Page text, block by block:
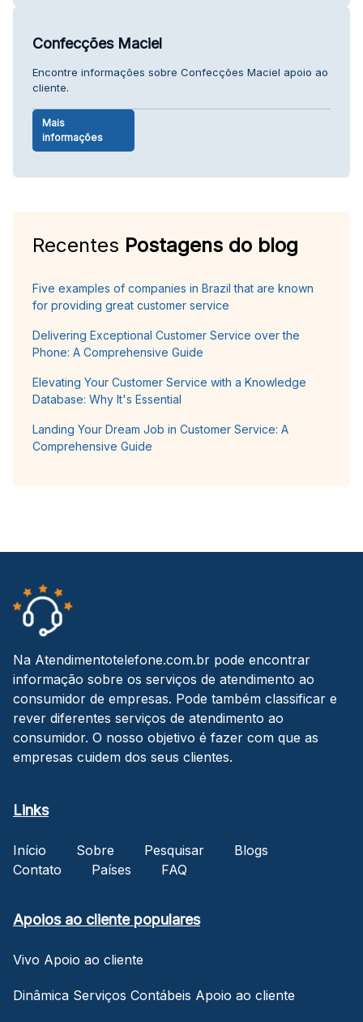
Confecções Maciel
Encontre informações sobre Confecções Maciel apoio ao
cliente.
Mais
informações
Recentes Postagens do blog
Five examples of companies in Brazil that are known
for providing great customer service
Delivering Exceptional Customer Service over the
Phone: A Comprehensive Guide
Elevating Your Customer Service with a Knowledge
Database: Why It's Essential
Landing Your Dream Job in Customer Service: A
Comprehensive Guide
Na Atendimentotelefone.com.br pode encontrar
informação sobre os serviços de atendimento ao
consumidor de empresas. Pode também classificar e
rever diferentes serviços de atendimento ao
consumidor. O nosso objetivo é fazer com que as
empresas cuidem dos seus clientes.
Links
Início Sobre Pesquisar
Blogs
Contato
Países FAQ
Apoios ao cliente populares
Vivo Apoio ao cliente
Dinâmica Serviços Contábeis Apoio ao cliente